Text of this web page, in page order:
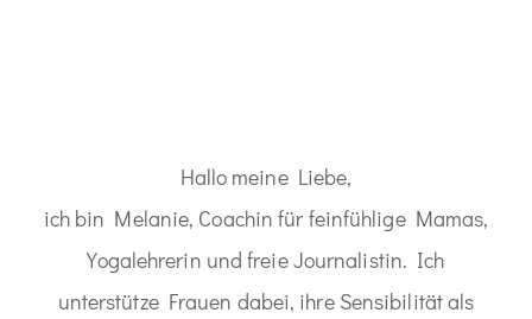
Hallo meine Liebe,
ich bin Melanie, Coachin für feinfühlige Mamas,
Yogalehrerin und freie Journalistin. Ich
unterstütze Frauen dabei, ihre Sensibilität als